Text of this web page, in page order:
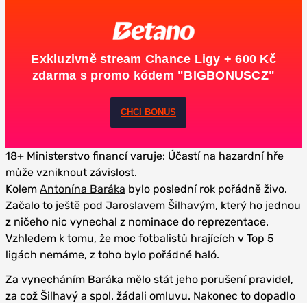
Exkluzivně stream Chance Ligy + 600 Kč
zdarma s promo kódem "BIGBONUSCZ"
CHCI BONUS
18+ Ministerstvo financí varuje: Účastí na hazardní hře
může vzniknout závislost.
Kolem Antonína Baráka bylo poslední rok pořádně živo.
Začalo to ještě pod Jaroslavem Šilhavým, který ho jednou
z ničeho nic vynechal z nominace do reprezentace.
Vzhledem k tomu, že moc fotbalistů hrajících v Top 5
ligách nemáme, z toho bylo pořádné haló.
Za vynecháním Baráka mělo stát jeho porušení pravidel,
za což Šilhavý a spol. žádali omluvu. Nakonec to dopadlo